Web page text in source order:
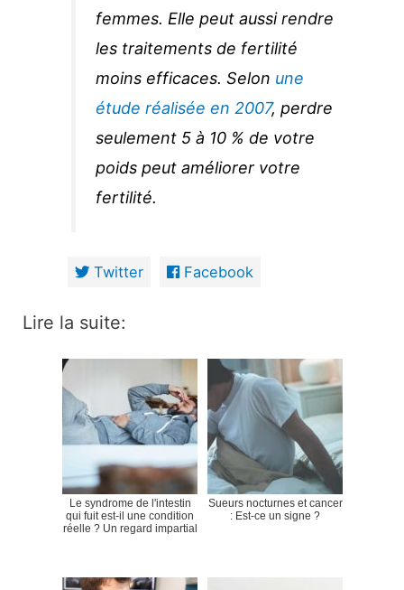
femmes. Elle peut aussi rendre
les traitements de fertilité
moins efficaces. Selon une
étude réalisée en 2007, perdre
seulement 5 à 10 % de votre
poids peut améliorer votre
fertilité.
Twitter Facebook
Lire la suite:
Le syndrome de l'intestin
qui fuit est-il une condition
réelle ? Un regard impartial
Sueurs nocturnes et cancer
: Est-ce un signe ?